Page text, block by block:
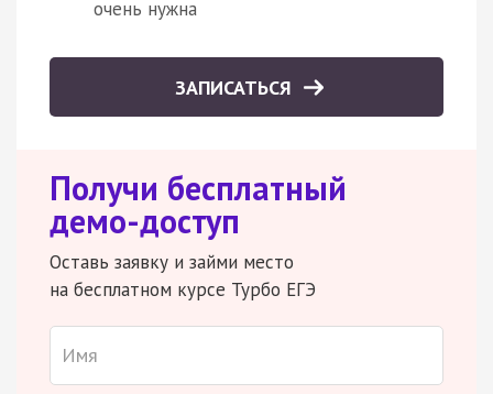
очень нужна
ЗАПИСАТЬСЯ
Получи бесплатный
демо-доступ
Оставь заявку и займи место
на бесплатном курсе Турбо ЕГЭ